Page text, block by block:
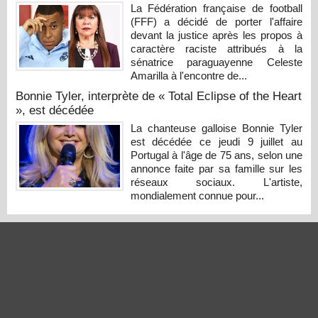
La Fédération française de football
(FFF) a décidé de porter l'affaire
devant la justice après les propos à
caractère raciste attribués à la
sénatrice paraguayenne Celeste
Amarilla à l'encontre de...
Bonnie Tyler, interprète de « Total Eclipse of the Heart
», est décédée
La chanteuse galloise Bonnie Tyler
est décédée ce jeudi 9 juillet au
Portugal à l'âge de 75 ans, selon une
annonce faite par sa famille sur les
réseaux sociaux. L'artiste,
mondialement connue pour...